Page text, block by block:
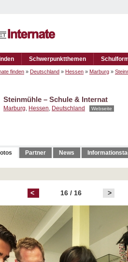
Schwerpunktthemen
finden » Deutschland » Hessen » Marburg »
Steinmühle – Schule & Internat
Marburg, Hessen, Deutschland Webseite
Partner News
< 16 / 16 >